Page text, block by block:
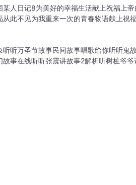
某人日记8为美好的幸福生活献上祝福 上
从此不见为我重来一次的青春物语献上祝
听听万圣节故事民间故事唱歌给你听听鬼
故事在线听听张震讲故事2解析听树桩爷爷